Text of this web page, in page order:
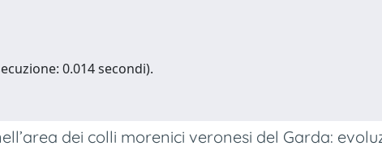
0.014 secondi).
dei colli morenici veronesi del Garda: